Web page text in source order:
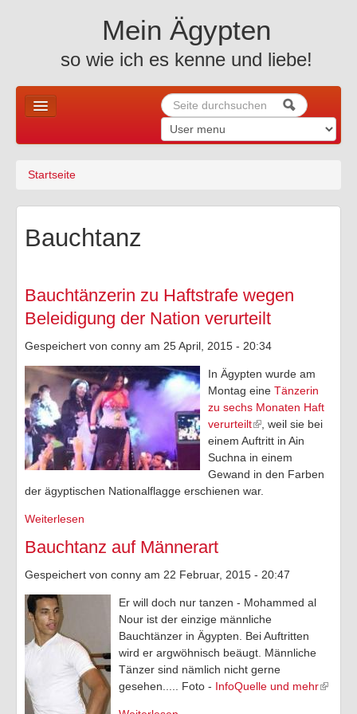
Mein Ägypten
so wie ich es kenne und liebe!
Suchformular
Suche
Altes Ägypten
Reiseberichte
Fotos
TV-Tipps
Feiertage 2026
Ich ..
Sie sind hier
Startseite
Bauchtanz
Bauchtänzerin zu Haftstrafe wegen
Beleidigung der Nation verurteilt
Gespeichert von conny am 25 April, 2015 - 20:34
In Ägypten wurde am
Montag eine Tänzerin
zu sechs Monaten Haft
verurteilt
, weil sie bei
einem Auftritt in Ain
Suchna in einem
Gewand in den Farben
der ägyptischen Nationalflagge erschienen war.
Weiterlesen
Bauchtanz auf Männerart
Gespeichert von conny am 22 Februar, 2015 - 20:47
Er will doch nur tanzen - Mohammed al
Nour ist der einzige männliche
Bauchtänzer in Ägypten. Bei Auftritten
wird er argwöhnisch beäugt. Männliche
Tänzer sind nämlich nicht gerne
gesehen..... Foto - InfoQuelle und mehr